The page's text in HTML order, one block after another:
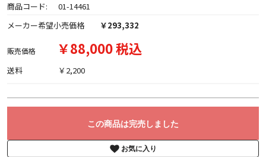
商品コード:
01-14461
メーカー希望小売価格
￥293,332
販売価格 ￥88,000 税込
送料 ￥2,200
この商品は完売しました
お気に入り